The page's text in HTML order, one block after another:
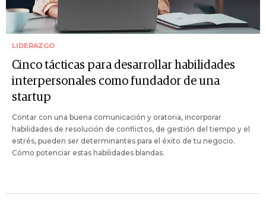
LIDERAZGO
Cinco tácticas para desarrollar habilidades
interpersonales como fundador de una
startup
Contar con una buena comunicación y oratoria, incorporar
habilidades de resolución de conflictos, de gestión del tiempo y el
estrés, pueden ser determinantes para el éxito de tu negocio.
Cómo potenciar estas habilidades blandas.